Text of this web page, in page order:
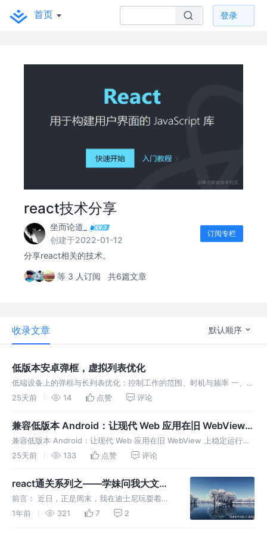
首页 登录
react技术分享
坐而论道_
创建于2022-01-12
订阅专栏
分享react相关的技术。
等 3 人订阅 共6篇文章
收录文章 默认顺序
低版本安卓弹框，虚拟列表优化
低端设备上的弹框与长列表优化：控制工作的范围、时机与频率 一、要
解决的问题：业务必须支持的低端设备，跑不动「正常写法」的交互 先
一顿一顿
25天前 14 点赞 评论
兼容低版本 Android：让现代 Web 应用在旧 WebView
上稳定运行
兼容低版本 Android：让现代 Web 应用在旧 WebView 上稳定运行
一、要解决的问题：业务必须支持的旧设备，跑不起现代 Web 应用 先
25天前 133 点赞 评论
react通关系列之——学妹问我大文件
上传
前言： 近日，正是周末，我在迪士尼玩耍着，
吹着刺骨的阴风正黯然神伤，突然，手机一震，
1年前 321 7 2